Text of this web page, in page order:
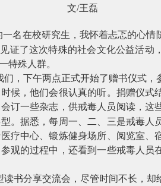
文/王磊
名在校研究生，我怀着忐忑的心
证了这次特殊的社会文化公益活动
特殊人群。
，下午两点正式开始了赠书仪式
候，他们会很认真的听。捐赠仪式
订一些杂志，供戒毒人员阅读，
。据悉，每周一、二、三是戒毒人
疗中心、锻炼健身场所、阅览室、
观的过程中，还看到一些戒毒人
书分享交流会，尽管时间不长，